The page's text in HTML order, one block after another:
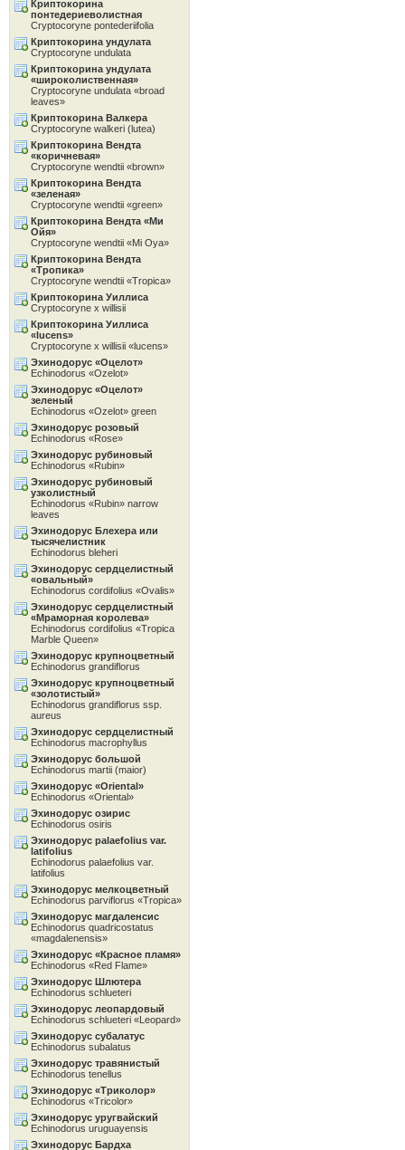
Криптокорина
понтедериеволистная
Cryptocoryne pontederiifolia
Криптокорина ундулата
Cryptocoryne undulata
Криптокорина ундулата
«широколиственная»
Cryptocoryne undulata «broad
leaves»
Криптокорина Валкера
Cryptocoryne walkeri (lutea)
Криптокорина Вендта
«коричневая»
Cryptocoryne wendtii «brown»
Криптокорина Вендта
«зеленая»
Cryptocoryne wendtii «green»
Криптокорина Вендта «Ми
Ойя»
Cryptocoryne wendtii «Mi Oya»
Криптокорина Вендта
«Тропика»
Cryptocoryne wendtii «Tropica»
Криптокорина Уиллиса
Cryptocoryne x willisii
Криптокорина Уиллиса
«lucens»
Cryptocoryne x willisii «lucens»
Эхинодорус «Oцелот»
Echinodorus «Ozelot»
Эхинодорус «Oцелот»
зеленый
Echinodorus «Ozelot» green
Эхинодорус розовый
Echinodorus «Rose»
Эхинодорус рубиновый
Echinodorus «Rubin»
Эхинодорус рубиновый
узколистный
Echinodorus «Rubin» narrow
leaves
Эхинодорус Блехера или
тысячелистник
Echinodorus bleheri
Эхинодорус сердцелистный
«овальный»
Echinodorus cordifolius «Ovalis»
Эхинодорус сердцелистный
«Мраморная королева»
Echinodorus cordifolius «Tropica
Marble Queen»
Эхинодорус крупноцветный
Echinodorus grandiflorus
Эхинодорус крупноцветный
«золотистый»
Echinodorus grandiflorus ssp.
aureus
Эхинодорус сердцелистный
Echinodorus macrophyllus
Эхинодорус большой
Echinodorus martii (maior)
Эхинодорус «Oriental»
Echinodorus «Oriental»
Эхинодорус озирис
Echinodorus osiris
Эхинодорус palaefolius var.
latifolius
Echinodorus palaefolius var.
latifolius
Эхинодорус мелкоцветный
Echinodorus parviflorus «Tropica»
Эхинодорус магдаленсис
Echinodorus quadricostatus
«magdalenensis»
Эхинодорус «Красное пламя»
Echinodorus «Red Flame»
Эхинодорус Шлютера
Echinodorus schlueteri
Эхинодорус леопардовый
Echinodorus schlueteri «Leopard»
Эхинодорус субалатус
Echinodorus subalatus
Эхинодорус травянистый
Echinodorus tenellus
Эхинодорус «Tриколор»
Echinodorus «Tricolor»
Эхинодорус уругвайский
Echinodorus uruguayensis
Эхинодорус Бардха